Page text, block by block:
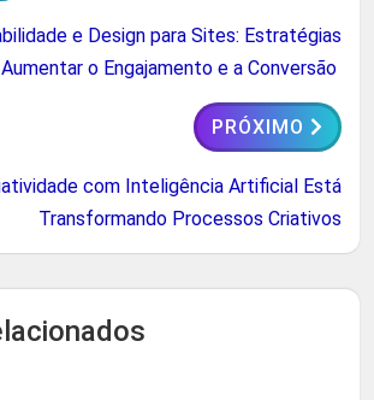
e Design para Sites: Estratégias
o Engajamento e a Conversão
PRÓXIMO
com Inteligência Artificial Está
Transformando Processos Criativos